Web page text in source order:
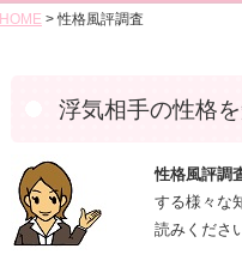
浮気相手の性格
性格風評調
する様々な
読みくださ
HOME > 性格風評調査